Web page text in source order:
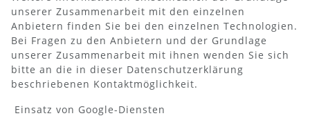
unserer Zusammenarbeit mit den einzelnen
Anbietern finden Sie bei den einzelnen Technologien.
Bei Fragen zu den Anbietern und der Grundlage
unserer Zusammenarbeit mit ihnen wenden Sie sich
bitte an die in dieser Datenschutzerklärung
beschriebenen Kontaktmöglichkeit.
Einsatz von Google-Diensten